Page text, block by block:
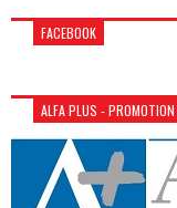
FACEBOOK
ALFA PLUS - PROMOTION